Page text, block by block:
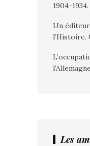
1904-1934.
Un
l’Histoire.
Les